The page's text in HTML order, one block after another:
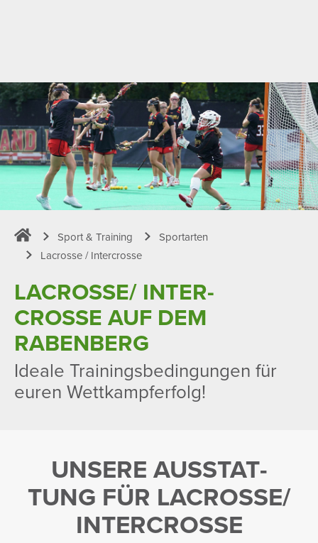
Sportpark Rabenberg
Sport & Training
Sportarten
Lacrosse / Intercrosse
LACROSSE/ INTER­
CROSSE AUF DEM
RABEN­BERG
Ideale Trai­nings­be­din­gungen für
euren Wett­kampfer­folg!
UNSERE AUSSTAT­
TUNG FÜR LACROSSE/
INTER­CROSSE